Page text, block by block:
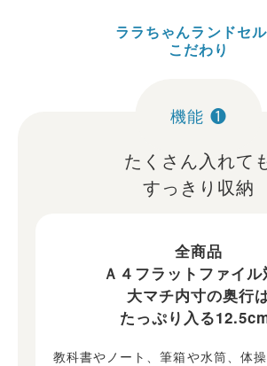
ララちゃんランドセ
こだわり
機能 ❶
たくさん入れて
すっきり収納
全商品
Ａ４フラットファイル
大マチ内寸の奥行
たっぷり入る
教科書やノート、筆箱や水筒、体